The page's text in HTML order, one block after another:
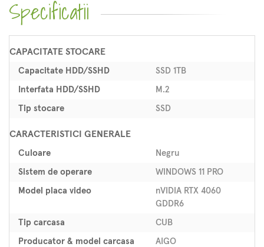
Specificatii
CAPACITATE STOCARE
Capacitate HDD/SSHD SSD 1TB
Interfata HDD/SSHD M.2
Tip stocare SSD
CARACTERISTICI GENERALE
Culoare Negru
Sistem de operare WINDOWS 11 PRO
Model placa video
nVIDIA RTX 4060
GDDR6
Tip carcasa CUB
Producator & model carcasa AIGO